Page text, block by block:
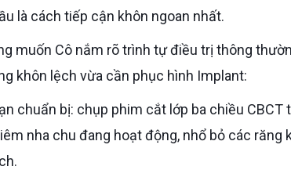
là cách tiếp cận khôn ngoan nhất.
khôn lệch vừa cần phục hình Implant:
nha chu đang hoạt động, nhổ bỏ các